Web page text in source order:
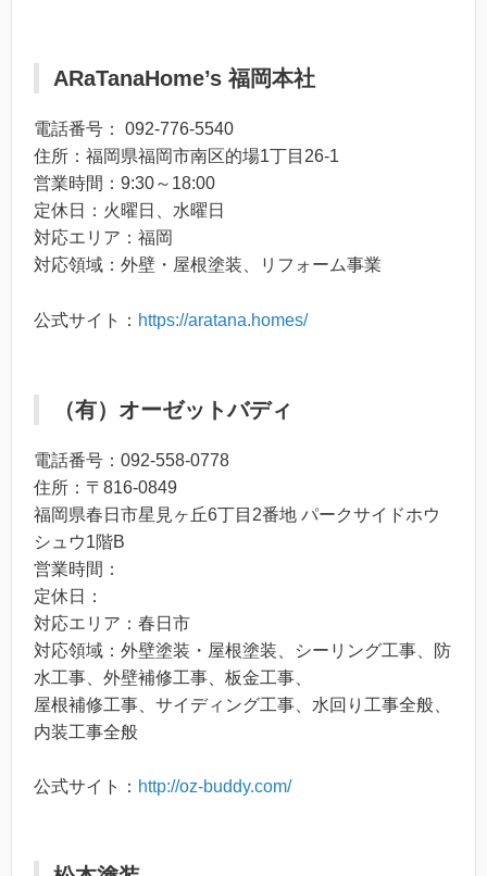
ARaTanaHome’s 福岡本社
電話番号： 092-776-5540
住所：福岡県福岡市南区的場1丁目26-1
営業時間：9:30～18:00
定休日：火曜日、水曜日
対応エリア：福岡
対応領域：外壁・屋根塗装、リフォーム事業
公式サイト： https://aratana.homes/
（有）オーゼットバディ
電話番号：092-558-0778
住所：〒816-0849
福岡県春日市星見ヶ丘6丁目2番地 パークサイドホウ
シュウ1階B
営業時間：
定休日：
対応エリア：春日市
対応領域：外壁塗装・屋根塗装、シーリング工事、防
水工事、外壁補修工事、板金工事、
屋根補修工事、サイディング工事、水回り工事全般、
内装工事全般
公式サイト： http://oz-buddy.com/